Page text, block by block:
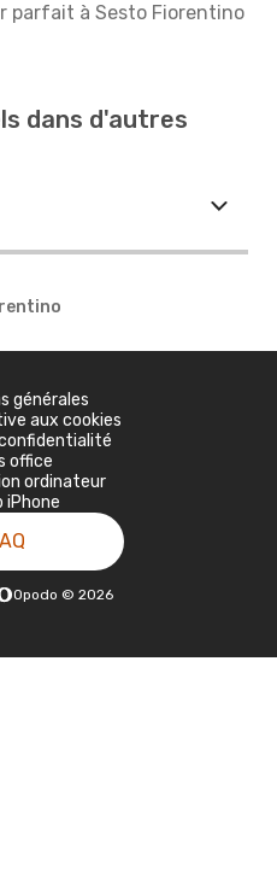
parfait à Sesto Fiorentino
dans d'autres
générales
aux cookies
office
ordinateur
iPhone
Opodo © 2026